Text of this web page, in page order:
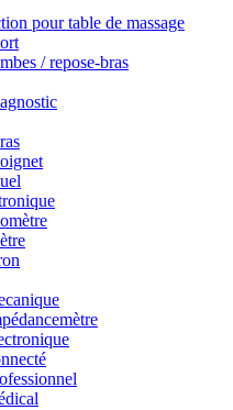
pour table de massage
/ repose-bras